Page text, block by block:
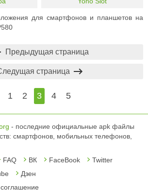
для смартфонов и планшетов на
Предыдущая страница
1 2 3 4 5
страница
- последние официальные apk файлы
смартфонов, мобильных телефонов,
FAQ ВК FaceBook
Twitter
Дзен